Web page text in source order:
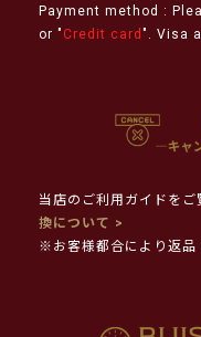
Payment method :
or " Credit card ". Visa
当店のご利用ガイドを
換について >
※お客様都合により返品